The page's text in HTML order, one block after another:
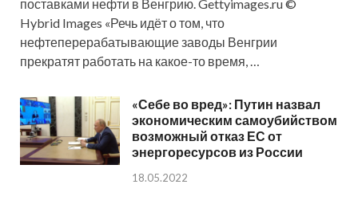
поставками нефти в Венгрию. Gettyimages.ru ©
Hybrid Images «Речь идёт о том, что
нефтеперерабатывающие заводы Венгрии
прекратят работать на какое-то время, …
«Себе во вред»: Путин назвал
экономическим самоубийством
возможный отказ ЕС от
энергоресурсов из России
18.05.2022